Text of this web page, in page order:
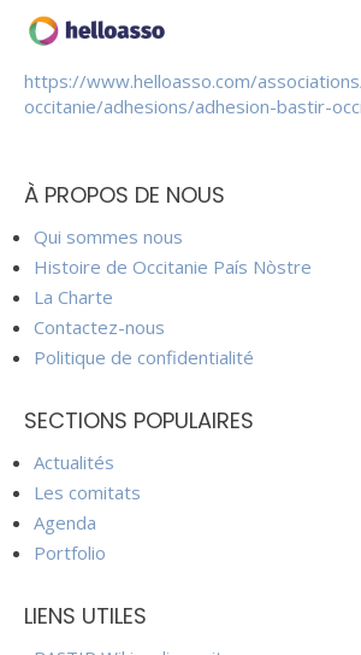
https://www.helloasso.com/
occitanie/adhesions/adhesion-bastir-
À PROPOS DE NOUS
Qui sommes nous
Histoire de Occitanie País Nòstre
La Charte
Contactez-nous
Politique de confidentialité
SECTIONS POPULAIRES
Actualités
Les comitats
Agenda
Portfolio
LIENS UTILES